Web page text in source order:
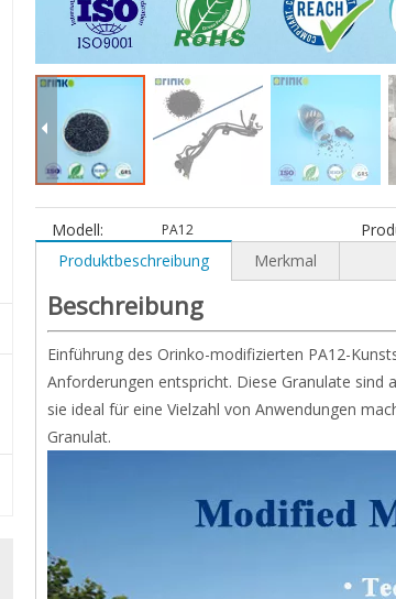
Modell: PA12
Produktbeschreibung Merkmal
Beschreibung
Einführung des Orinko-modifizierten PA12-
Anforderungen entspricht. Diese Granulate
sie ideal für eine Vielzahl von Anwendungen
Granulat.